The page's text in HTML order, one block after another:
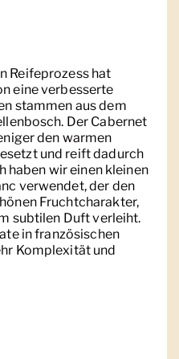
Reifeprozess hat
eine verbesserte
stammen aus dem
Der Cabernet
den warmen
und reift dadurch
haben wir einen kleinen
verwendet, der den
Fruchtcharakter,
subtilen Duft verleiht.
in französischen
Komplexität und